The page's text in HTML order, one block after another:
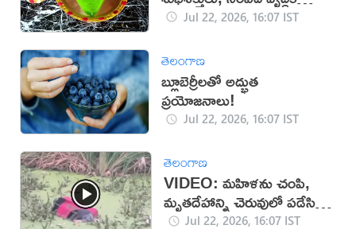
విశ్వాసం!
Jul 22, 2026, 16:07 IST
తెలంగాణ
బ్లూబెర్రీలతో అద్భుత
ప్రయోజనాలు!
Jul 22, 2026, 16:07 IST
తెలంగాణ
VIDEO: మహిళను చంపి,
మృతదేహాన్ని చెరువులో పడేసిన
దుండగులు!
Jul 22, 2026, 16:07 IST